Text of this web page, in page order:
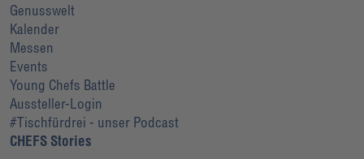
Genusswelt
Kalender
Messen
Events
Young Chefs Battle
Aussteller-Login
#Tischfürdrei - unser Podcast
CHEFS Stories